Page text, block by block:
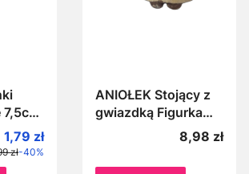
Cena promocyjna
1,79 zł
zł-40%
ANIOŁEK Stojący z
gwiazdką Figurka
świąteczna 9 cm
świąteczny aniołek z
Cena
8,98 zł